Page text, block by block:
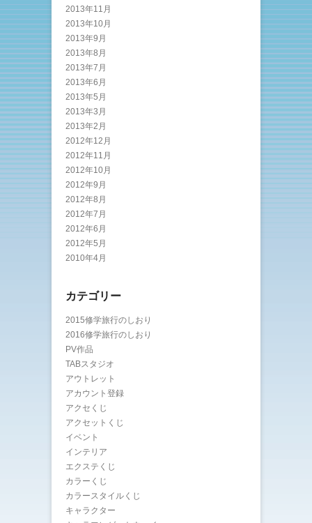
2013年11月
2013年10月
2013年9月
2013年8月
2013年7月
2013年6月
2013年5月
2013年3月
2013年2月
2012年12月
2012年11月
2012年10月
2012年9月
2012年8月
2012年7月
2012年6月
2012年5月
2010年4月
カテゴリー
2015修学旅行のしおり
2016修学旅行のしおり
PV作品
TABスタジオ
アウトレット
アカウント登録
アクセくじ
アクセットくじ
イベント
インテリア
エクステくじ
カラーくじ
カラースタイルくじ
キャラクター